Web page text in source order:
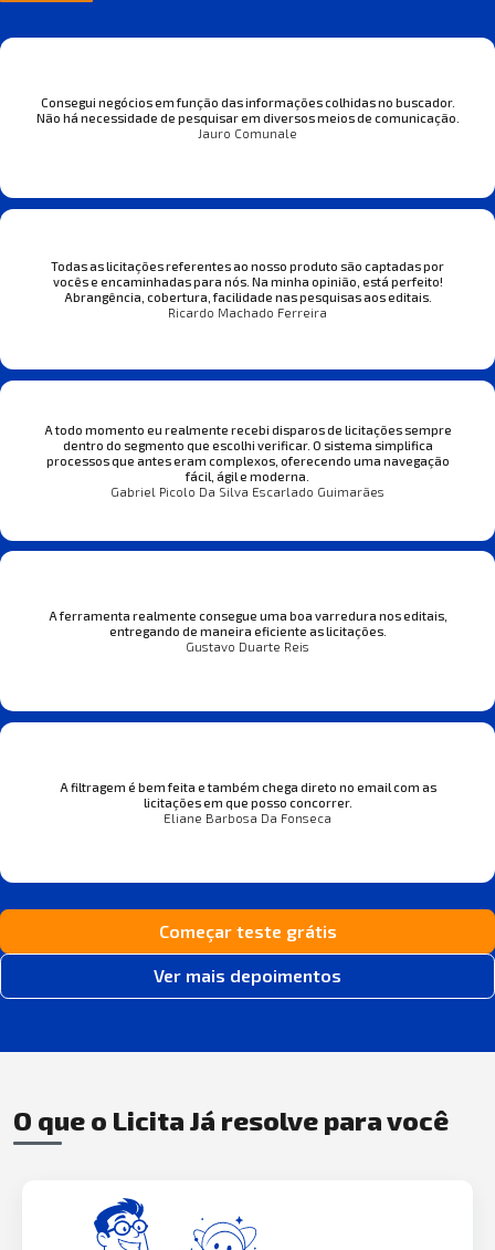
Consegui negócios em função das informações colhidas no buscador.
Não há necessidade de pesquisar em diversos meios de comunicação.
Jauro Comunale
Todas as licitações referentes ao nosso produto são captadas por
vocês e encaminhadas para nós. Na minha opinião, está perfeito!
Abrangência, cobertura, facilidade nas pesquisas aos editais.
Ricardo Machado Ferreira
A todo momento eu realmente recebi disparos de licitações sempre
dentro do segmento que escolhi verificar. O sistema simplifica
processos que antes eram complexos, oferecendo uma navegação
fácil, ágil e moderna.
Gabriel Picolo Da Silva Escarlado Guimarães
A ferramenta realmente consegue uma boa varredura nos editais,
entregando de maneira eficiente as licitações.
Gustavo Duarte Reis
A filtragem é bem feita e também chega direto no email com as
licitações em que posso concorrer.
Eliane Barbosa Da Fonseca
Começar teste grátis
Ver mais depoimentos
O que o Licita Já resolve para você